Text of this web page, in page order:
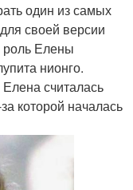
один из самых
своей версии
роль Елены
нионго.
считалась
которой началась